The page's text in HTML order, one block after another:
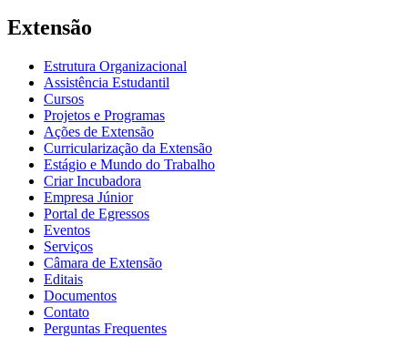
Extensão
Estrutura Organizacional
Assistência Estudantil
Cursos
Projetos e Programas
Ações de Extensão
Curricularização da Extensão
Estágio e Mundo do Trabalho
Criar Incubadora
Empresa Júnior
Portal de Egressos
Eventos
Serviços
Câmara de Extensão
Editais
Documentos
Contato
Perguntas Frequentes